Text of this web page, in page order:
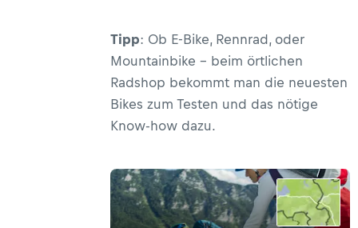
Tipp: Ob E-Bike, Rennrad, oder
Mountainbike – beim örtlichen
Radshop bekommt man die neuesten
Bikes zum Testen und das nötige
Know-how dazu.